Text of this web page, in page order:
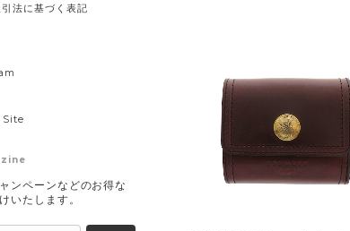
法に基づく表記
ンペーンなどのお得な
いたします。